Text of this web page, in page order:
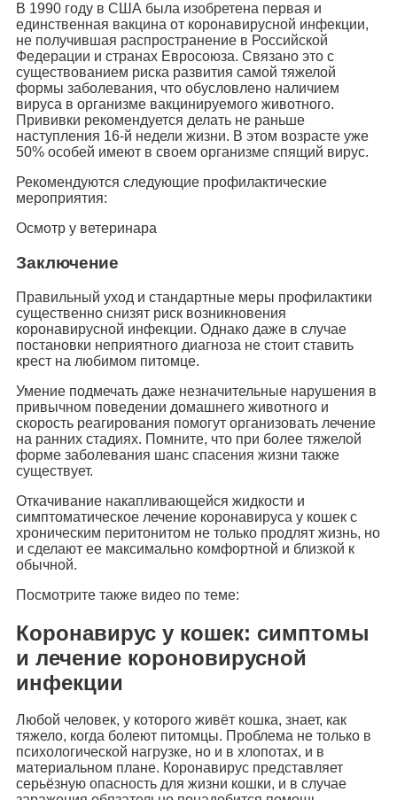
В 1990 году в США была изобретена первая и
единственная вакцина от коронавирусной инфекции,
не получившая распространение в Российской
Федерации и странах Евросоюза. Связано это с
существованием риска развития самой тяжелой
формы заболевания, что обусловлено наличием
вируса в организме вакцинируемого животного.
Прививки рекомендуется делать не раньше
наступления 16-й недели жизни. В этом возрасте уже
50% особей имеют в своем организме спящий вирус.
Рекомендуются следующие профилактические
мероприятия:
Осмотр у ветеринара
Заключение
Правильный уход и стандартные меры профилактики
существенно снизят риск возникновения
коронавирусной инфекции. Однако даже в случае
постановки неприятного диагноза не стоит ставить
крест на любимом питомце.
Умение подмечать даже незначительные нарушения в
привычном поведении домашнего животного и
скорость реагирования помогут организовать лечение
на ранних стадиях. Помните, что при более тяжелой
форме заболевания шанс спасения жизни также
существует.
Откачивание накапливающейся жидкости и
симптоматическое лечение коронавируса у кошек с
хроническим перитонитом не только продлят жизнь, но
и сделают ее максимально комфортной и близкой к
обычной.
Посмотрите также видео по теме:
Коронавирус у кошек: симптомы
и лечение короновирусной
инфекции
Любой человек, у которого живёт кошка, знает, как
тяжело, когда болеют питомцы. Проблема не только в
психологической нагрузке, но и в хлопотах, и в
материальном плане. Коронавирус представляет
серьёзную опасность для жизни кошки, и в случае